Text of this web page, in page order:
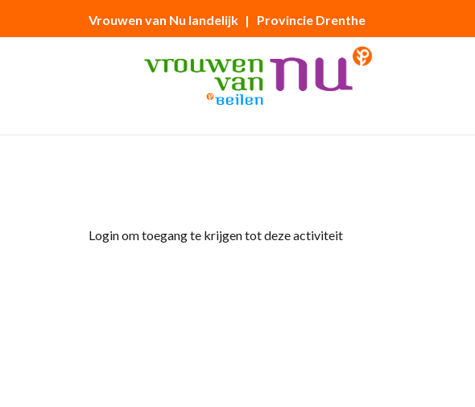
Vrouwen van Nu landelijk | Provincie Drenthe
Login om toegang te krijgen tot deze activiteit